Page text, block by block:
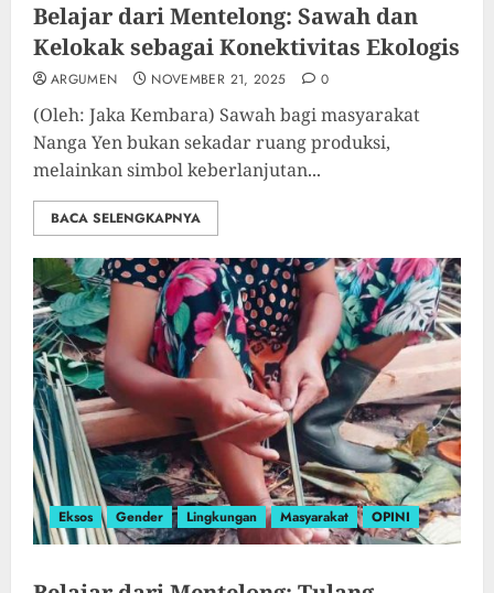
Belajar dari Mentelong: Sawah dan
Kelokak sebagai Konektivitas Ekologis
ARGUMEN NOVEMBER 21, 2025 0
(Oleh: Jaka Kembara) Sawah bagi masyarakat
Nanga Yen bukan sekadar ruang produksi,
melainkan simbol keberlanjutan...
BACA SELENGKAPNYA
Eksos Gender Lingkungan Masyarakat OPINI